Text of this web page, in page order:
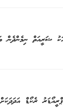
ޝަރީއަތް ނިމެންދެން